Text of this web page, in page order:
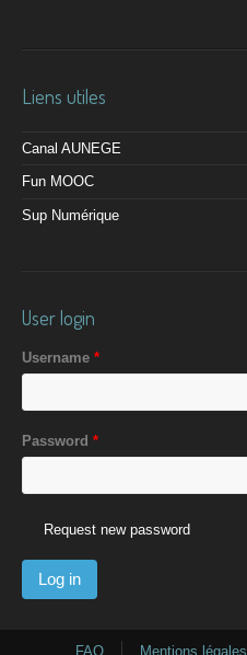
Liens utiles
Canal AUNEGE
Fun MOOC
Sup Numérique
User login
Username *
Password *
Request new password
FAQ Mentions légales